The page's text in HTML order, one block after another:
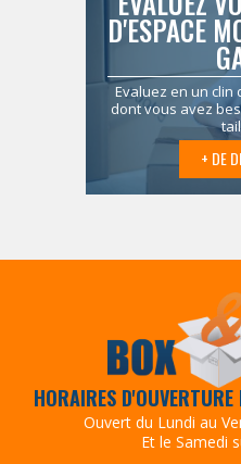
D'ESPACE
Evaluez en un clin
dont vous avez
+ DE
HORAIRES
Ouvert du Lundi au
Et le Samedi